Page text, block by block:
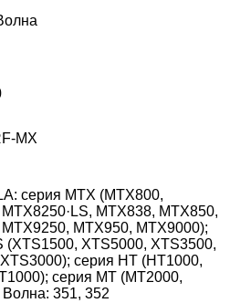
MX
серия MTX (MTX800,
MTX838, MTX850,
MTX950, MTX9000);
(XTS1500, XTS5000, XTS3500,
серия HT (HT1000,
серия MT (MT2000,
Волна: 351, 352